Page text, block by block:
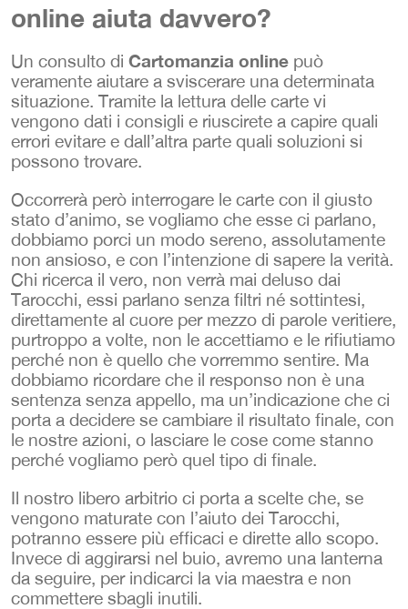
online aiuta davvero?
Un consulto di Cartomanzia online può
veramente aiutare a sviscerare una determinata
situazione. Tramite la lettura delle carte vi
vengono dati i consigli e riuscirete a capire quali
errori evitare e dall’altra parte quali soluzioni si
possono trovare.
Occorrerà però interrogare le carte con il giusto
stato d’animo, se vogliamo che esse ci parlano,
dobbiamo porci un modo sereno, assolutamente
non ansioso, e con l’intenzione di sapere la verità.
Chi ricerca il vero, non verrà mai deluso dai
Tarocchi, essi parlano senza filtri né sottintesi,
direttamente al cuore per mezzo di parole veritiere,
purtroppo a volte, non le accettiamo e le rifiutiamo
perché non è quello che vorremmo sentire. Ma
dobbiamo ricordare che il responso non è una
sentenza senza appello, ma un’indicazione che ci
porta a decidere se cambiare il risultato finale, con
le nostre azioni, o lasciare le cose come stanno
perché vogliamo però quel tipo di finale.
Il nostro libero arbitrio ci porta a scelte che, se
vengono maturate con l’aiuto dei Tarocchi,
potranno essere più efficaci e dirette allo scopo.
Invece di aggirarsi nel buio, avremo una lanterna
da seguire, per indicarci la via maestra e non
commettere sbagli inutili.